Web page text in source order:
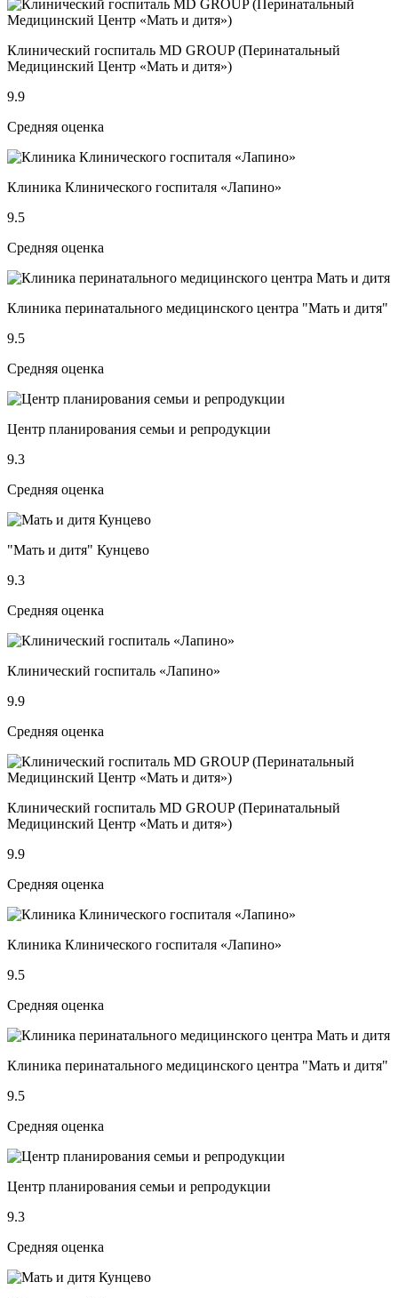
Клинический госпиталь MD GROUP (Перинатальный
Медицинский Центр «Мать и дитя»)
9.9
Средняя оценка
Клиника Клинического госпиталя «Лапино»
9.5
Средняя оценка
Клиника перинатального медицинского центра "Мать и дитя"
9.5
Средняя оценка
Центр планирования семьи и репродукции
9.3
Средняя оценка
"Мать и дитя" Кунцево
9.3
Средняя оценка
Клинический госпиталь «Лапино»
9.9
Средняя оценка
Клинический госпиталь MD GROUP (Перинатальный
Медицинский Центр «Мать и дитя»)
9.9
Средняя оценка
Клиника Клинического госпиталя «Лапино»
9.5
Средняя оценка
Клиника перинатального медицинского центра "Мать и дитя"
9.5
Средняя оценка
Центр планирования семьи и репродукции
9.3
Средняя оценка